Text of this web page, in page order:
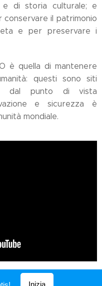
e di storia culturale; e
conservare il patrimonio
e per preservare i
è quella di mantenere
questi sono siti
o dal punto di vista
e sicurezza è
mondiale.
Inizia